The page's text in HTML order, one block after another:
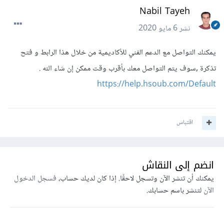
Nabil Tayeh
نشر6 مايو 2020
يمكنك التواصل مع الدعم الفني للأكاديمية من خلال هذا الرابط و فتح
تذكرة ,سوف يتم التواصل معك بأقرب وقت ممكن إن شاء الله .
https://help.hsoub.com/Default
اقتباس
انضم إلى النقاش
يمكنك أن تنشر الآن وتسجل لاحقًا. إذا كان لديك حساب،فسجل الدخول
الآنلتنشر باسم حسابك.